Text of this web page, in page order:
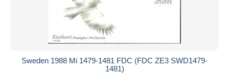
Sweden 1988 Mi 1479-1481 FDC (FDC ZE3 SWD1479-
1481)